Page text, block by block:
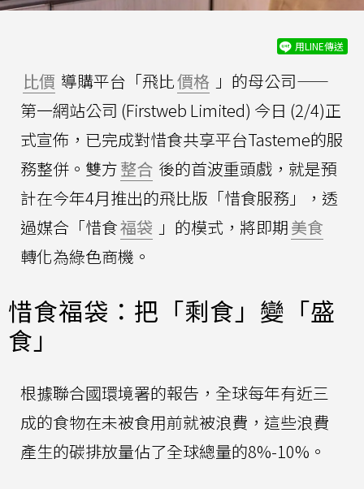
用LINE傳送
比價 導購平台「飛比價格 」的母公司——
第一網站公司 (Firstweb Limited) 今日 (2/4)正
式宣佈，已完成對惜食共享平台Tasteme的服
務整併。雙方整合 後的首波重頭戲，就是預
計在今年4月推出的飛比版「惜食服務」，透
過媒合「惜食福袋 」的模式，將即期美食
轉化為綠色商機。
惜食福袋：把「剩食」變「盛
食」
根據聯合國環境署的報告，全球每年有近三
成的食物在未被食用前就被浪費，這些浪費
產生的碳排放量佔了全球總量的8%-10%。